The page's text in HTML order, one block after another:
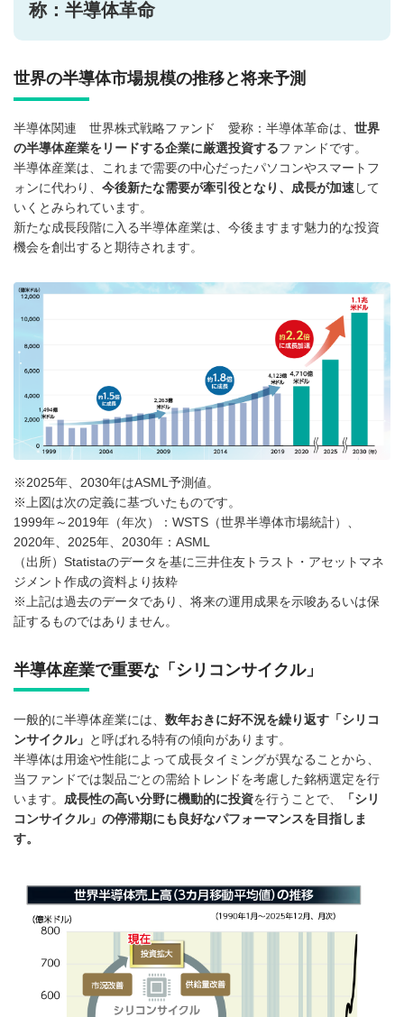
称：半導体革命
世界の半導体市場規模の推移と将来予測
半導体関連 世界株式戦略ファンド 愛称：半導体革命は、 世界
の半導体産業をリードする企業に厳選投資するファンドです。
半導体産業は、これまで需要の中心だったパソコンやスマートフ
ォンに代わり、 今後新たな需要が牽引役となり、成長が加速して
いくとみられています。
新たな成長段階に入る半導体産業は、今後ますます魅力的な投資
機会を創出すると期待されます。
※2025年、2030年はASML予測値。
※上図は次の定義に基づいたものです。
1999年～2019年（年次）：WSTS（世界半導体市場統計）、
2020年、2025年、2030年：ASML
（出所）Statistaのデータを基に三井住友トラスト・アセットマネ
ジメント作成の資料より抜粋
※上記は過去のデータであり、将来の運用成果を示唆あるいは保
証するものではありません。
半導体産業で重要な「シリコンサイクル」
一般的に半導体産業には、 数年おきに好不況を繰り返す「シリコ
ンサイクル」 と呼ばれる特有の傾向があります。
半導体は用途や性能によって成長タイミングが異なることから、
当ファンドでは製品ごとの需給トレンドを考慮した銘柄選定を行
います。 成長性の高い分野に機動的に投資を行うことで、
「シリ
コンサイクル」の停滞期にも良好なパフォーマンスを目指しま
す。